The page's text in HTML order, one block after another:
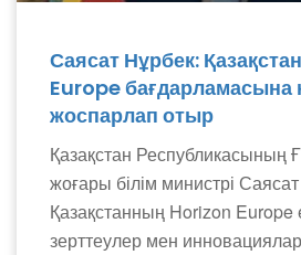
Саясат Нұрбек:
Europe
жоспарлап отыр
Қазақстан
жоғары білім министрі
Қазақстанның Horizon Europe
зерттеулер мен